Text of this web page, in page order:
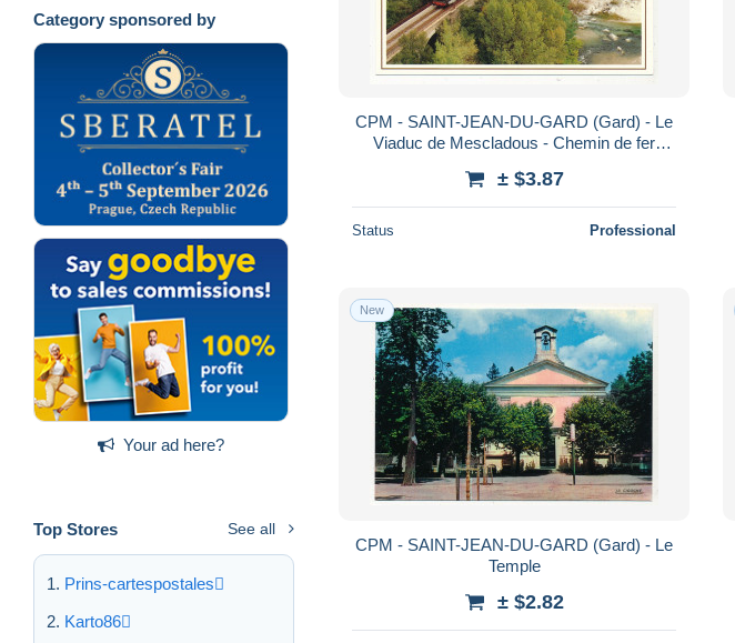
Category sponsored by
Your ad here?
Top Stores See all
Prins-cartespostales
Karto86
CPM - SAINT-JEAN-DU-GARD (Gard) - Le
Viaduc de Mescladous - Chemin de fer
± $3.87
Status Professional
New
CPM - SAINT-JEAN-DU-GARD (Gard) - Le
Temple
± $2.82